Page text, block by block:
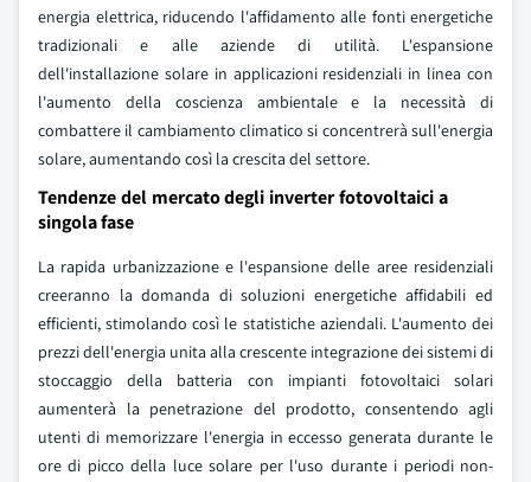
energia elettrica, riducendo l'affidamento alle fonti energetiche
tradizionali e alle aziende di utilità. L'espansione
dell'installazione solare in applicazioni residenziali in linea con
l'aumento della coscienza ambientale e la necessità di
combattere il cambiamento climatico si concentrerà sull'energia
solare, aumentando così la crescita del settore.
Tendenze del mercato degli inverter fotovoltaici a
singola fase
La rapida urbanizzazione e l'espansione delle aree residenziali
creeranno la domanda di soluzioni energetiche affidabili ed
efficienti, stimolando così le statistiche aziendali. L'aumento dei
prezzi dell'energia unita alla crescente integrazione dei sistemi di
stoccaggio della batteria con impianti fotovoltaici solari
aumenterà la penetrazione del prodotto, consentendo agli
utenti di memorizzare l'energia in eccesso generata durante le
ore di picco della luce solare per l'uso durante i periodi non-